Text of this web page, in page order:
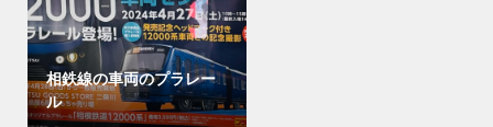
相鉄線の車両のプラレー
ル